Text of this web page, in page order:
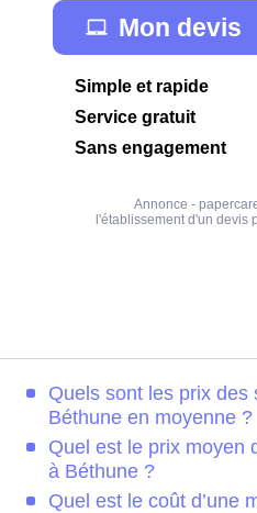
Mon devis
Simple et rapide
Service gratuit
Sans engagement
Annonce -
l'établissement d'un devis
Quels sont les prix des
Béthune en moyenne ?
Quel est le prix moyen
à Béthune ?
Quel est le coût d’une